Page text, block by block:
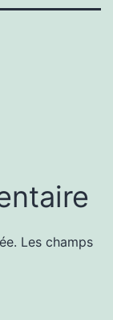
Les champs